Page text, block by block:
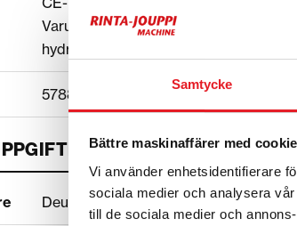
Samtycke
Bättre maskinaffärer med
Vi använder enhetsidentifierare
sociala medier och analysera
till de sociala medier och
Varustellaan toiveiden mukaan
hydrauliikan muutostyöt, kysy lisää.
57881A4A
Deutz